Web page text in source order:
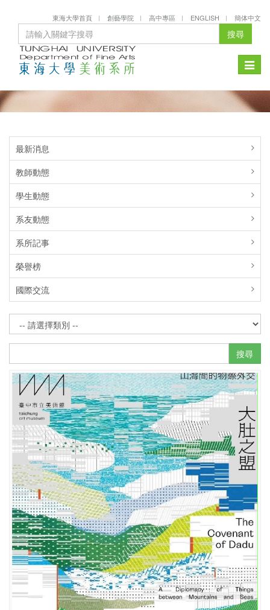
東海大學首頁 創藝學院 高中專區 ENGLISH 簡体中文
搜尋
Toggle
最新消息
教師動態
學生動態
系友動態
系所記事
榮譽榜
國際交流
搜尋